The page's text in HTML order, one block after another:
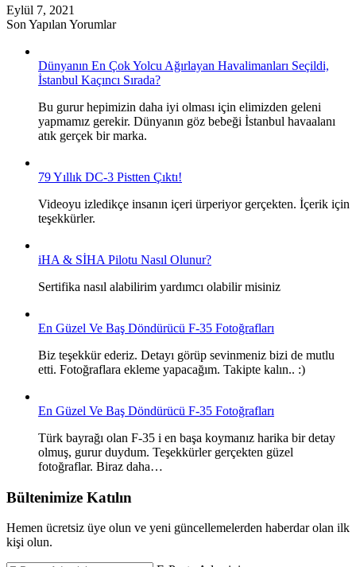
Eylül 7, 2021
Son Yapılan Yorumlar
Dünyanın En Çok Yolcu Ağırlayan Havalimanları Seçildi,
İstanbul Kaçıncı Sırada?
Bu gurur hepimizin daha iyi olması için elimizden geleni
yapmamız gerekir. Dünyanın göz bebeği İstanbul havaalanı
atık gerçek bir marka.
79 Yıllık DC-3 Pistten Çıktı!
Videoyu izledikçe insanın içeri ürperiyor gerçekten. İçerik için
teşekkürler.
iHA & SİHA Pilotu Nasıl Olunur?
Sertifika nasıl alabilirim yardımcı olabilir misiniz
En Güzel Ve Baş Döndürücü F-35 Fotoğrafları
Biz teşekkür ederiz. Detayı görüp sevinmeniz bizi de mutlu
etti. Fotoğraflara ekleme yapacağım. Takipte kalın.. :)
En Güzel Ve Baş Döndürücü F-35 Fotoğrafları
Türk bayrağı olan F-35 i en başa koymanız harika bir detay
olmuş, gurur duydum. Teşekkürler gerçekten güzel
fotoğraflar. Biraz daha…
Bültenimize Katılın
Hemen ücretsiz üye olun ve yeni güncellemelerden haberdar olan ilk
kişi olun.